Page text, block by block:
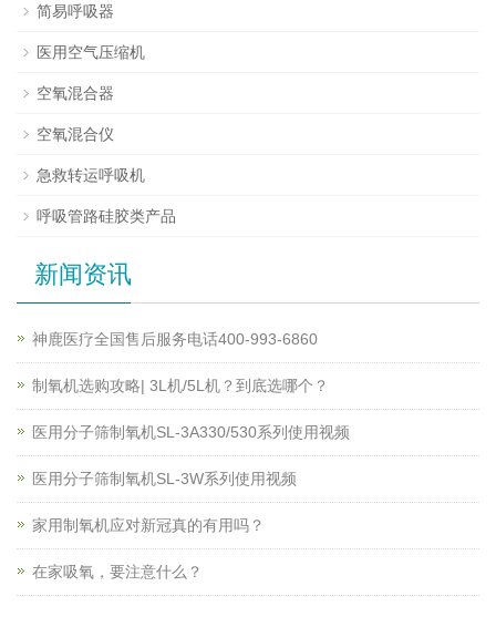
简易呼吸器
医用空气压缩机
空氧混合器
空氧混合仪
急救转运呼吸机
呼吸管路硅胶类产品
新闻资讯
神鹿医疗全国售后服务电话400-993-6860
制氧机选购攻略| 3L机/5L机？到底选哪个？
医用分子筛制氧机SL-3A330/530系列使用视频
医用分子筛制氧机SL-3W系列使用视频
家用制氧机应对新冠真的有用吗？
在家吸氧，要注意什么？